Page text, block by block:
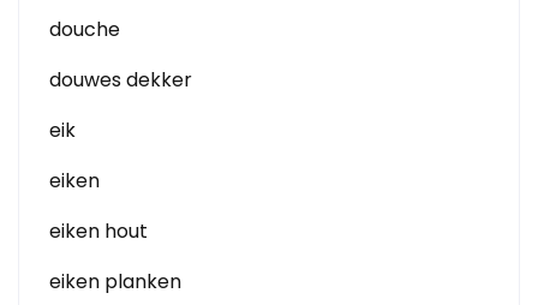
douche
douwes dekker
eik
eiken
eiken hout
eiken planken